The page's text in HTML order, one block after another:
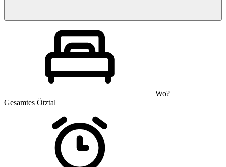
Wo?
Gesamtes Ötztal